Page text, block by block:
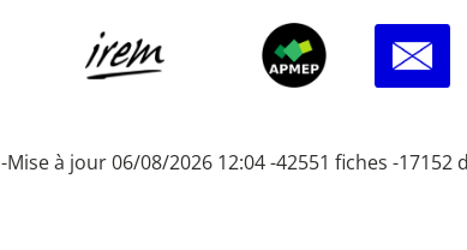
-Mise à jour 06/08/2026 12:04 -42551 fiches -17152